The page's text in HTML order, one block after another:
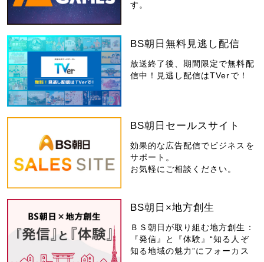
す。
BS朝日無料見逃し配信
放送終了後、期間限定で無料配
信中！見逃し配信はTVerで！
BS朝日セールスサイト
効果的な広告配信でビジネスを
サポート。
お気軽にご相談ください。
BS朝日×地方創生
ＢＳ朝日が取り組む地方創生：
『発信』と『体験』“知る人ぞ
知る地域の魅力”にフォーカス